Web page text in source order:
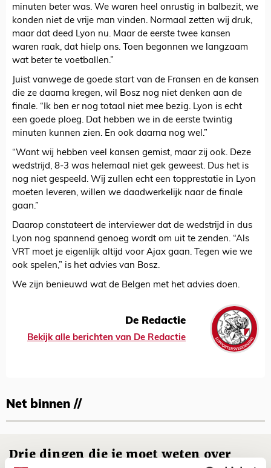
minuten beter was. We waren heel onrustig in balbezit, we
konden niet de vrije man vinden. Normaal zetten wij druk,
maar dat deed Lyon nu. Maar de eerste twee kansen
waren raak, dat hielp ons. Toen begonnen we langzaam
wat beter te voetballen.”
Juist vanwege de goede start van de Fransen en de kansen
die ze daarna kregen, wil Bosz nog niet denken aan de
finale. “Ik ben er nog totaal niet mee bezig. Lyon is echt
een goede ploeg. Dat hebben we in de eerste twintig
minuten kunnen zien. En ook daarna nog wel.”
“Want wij hebben veel kansen gemist, maar zij ook. Deze
wedstrijd, 8-3 was helemaal niet gek geweest. Dus het is
nog niet gespeeld. Wij zullen echt een topprestatie in Lyon
moeten leveren, willen we daadwerkelijk naar de finale
gaan.”
Daarop constateert de interviewer dat de wedstrijd in dus
Lyon nog spannend genoeg wordt om uit te zenden. “Als
VRT moet je eigenlijk altijd voor Ajax gaan. Tegen wie we
ook spelen,” is het advies van Bosz.
We zijn benieuwd wat de Belgen met het advies doen.
De Redactie
Bekijk alle berichten van De Redactie
Net binnen //
Drie dingen die je moet weten over